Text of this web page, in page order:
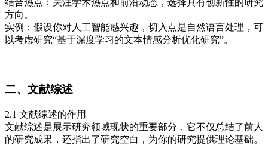
方向。
实例：假设你对人工智能感兴趣，切入点是自然语言处理，可
以考虑研究“基于深度学习的文本情感分析优化研究”。
二、文献综述
2.1 文献综述的作用
文献综述是展示研究领域现状的重要部分，它不仅总结了前人
的研究成果，还指出了研究空白，为你的研究提供理论基础。